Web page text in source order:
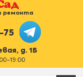
ремонта
75
д. 1Б
19:00